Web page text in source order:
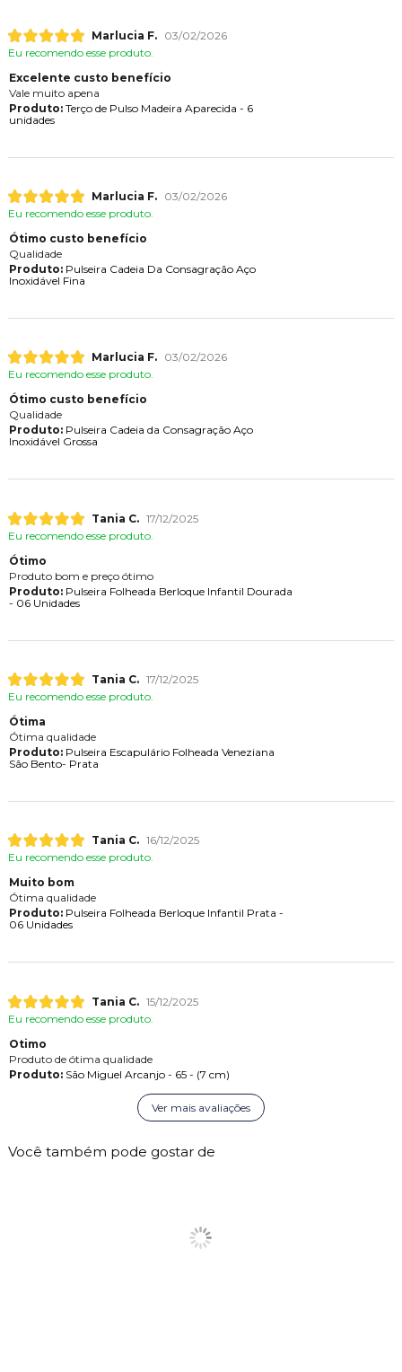
Marlucia F.
03/02/2026
Eu recomendo esse produto.
Excelente custo benefício
Vale muito apena
Produto:Terço de Pulso Madeira Aparecida - 6
unidades
Marlucia F.
03/02/2026
Eu recomendo esse produto.
Ótimo custo benefício
Qualidade
Produto:Pulseira Cadeia Da Consagração Aço
Inoxidável Fina
Marlucia F.
03/02/2026
Eu recomendo esse produto.
Ótimo custo benefício
Qualidade
Produto:Pulseira Cadeia da Consagração Aço
Inoxidável Grossa
Tania C. 17/12/2025
Eu recomendo esse produto.
Ótimo
Produto bom e preço ótimo
Produto:Pulseira Folheada Berloque Infantil Dourada
- 06 Unidades
Tania C. 17/12/2025
Eu recomendo esse produto.
Ótima
Ótima qualidade
Produto:Pulseira Escapulário Folheada Veneziana
São Bento- Prata
Tania C. 16/12/2025
Eu recomendo esse produto.
Muito bom
Ótima qualidade
Produto:Pulseira Folheada Berloque Infantil Prata -
06 Unidades
Tania C. 15/12/2025
Eu recomendo esse produto.
Otimo
Produto de ótima qualidade
Produto:São Miguel Arcanjo - 65 - (7 cm)
Ver mais avaliações
Você também pode gostar de